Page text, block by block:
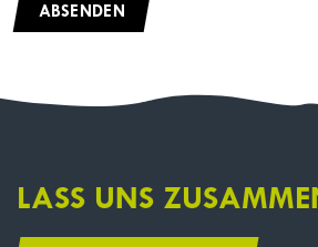
ABSENDEN
LASS UNS